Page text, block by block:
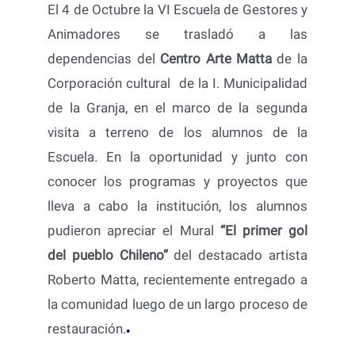
El 4 de Octubre la VI Escuela de Gestores y
Animadores se trasladó a las
dependencias del Centro Arte Mattade la
Corporación cultural de la I. Municipalidad
de la Granja, en el marco de la segunda
visita a terreno de los alumnos de la
Escuela. En la oportunidad y junto con
conocer los programas y proyectos que
lleva a cabo la institución, los alumnos
pudieron apreciar el Mural “El primer gol
del pueblo Chileno”del destacado artista
Roberto Matta, recientemente entregado a
la comunidad luego de un largo proceso de
restauración.●